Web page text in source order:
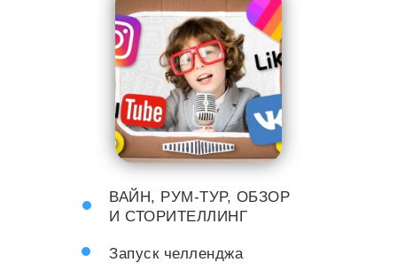
ВАЙН, РУМ-ТУР, ОБЗОР
И СТОРИТЕЛЛИНГ
Запуск челленджа